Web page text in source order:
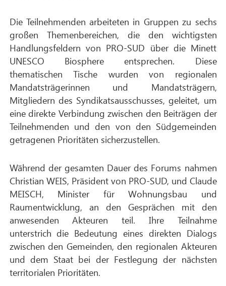
Die Teilnehmenden arbeiteten in Gruppen zu sechs
großen Themenbereichen, die den wichtigsten
Handlungsfeldern von PRO-SUD über die Minett
UNESCO Biosphere entsprechen. Diese
thematischen Tische wurden von regionalen
Mandatsträgerinnen und Mandatsträgern,
Mitgliedern des Syndikatsausschusses, geleitet, um
eine direkte Verbindung zwischen den Beiträgen der
Teilnehmenden und den von den Südgemeinden
getragenen Prioritäten sicherzustellen.
Während der gesamten Dauer des Forums nahmen
Christian WEIS, Präsident von PRO-SUD, und Claude
MEISCH, Minister für Wohnungsbau und
Raumentwicklung, an den Gesprächen mit den
anwesenden Akteuren teil. Ihre Teilnahme
unterstrich die Bedeutung eines direkten Dialogs
zwischen den Gemeinden, den regionalen Akteuren
und dem Staat bei der Festlegung der nächsten
territorialen Prioritäten.